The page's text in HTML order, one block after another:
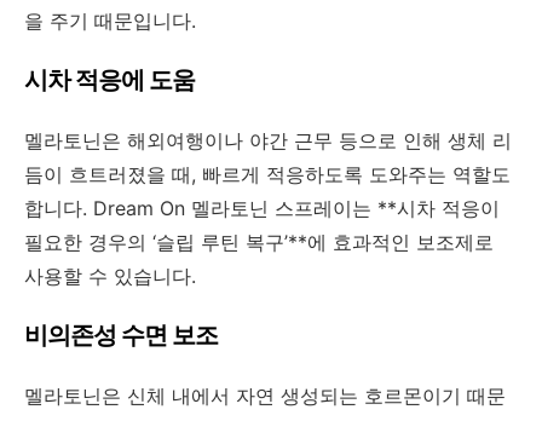
을 주기 때문입니다.
시차 적응에 도움
멜라토닌은 해외여행이나 야간 근무 등으로 인해 생체 리
듬이 흐트러졌을 때, 빠르게 적응하도록 도와주는 역할도
합니다. Dream On 멜라토닌 스프레이는 **시차 적응이
필요한 경우의 ‘슬립 루틴 복구’**에 효과적인 보조제로
사용할 수 있습니다.
비의존성 수면 보조
멜라토닌은 신체 내에서 자연 생성되는 호르몬이기 때문